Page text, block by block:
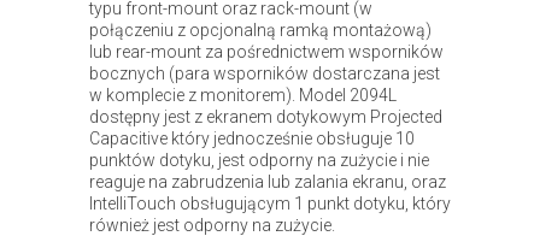
typu front-mount oraz rack-mount (w
połączeniu z opcjonalną ramką montażową)
lub rear-mount za pośrednictwem wsporników
bocznych (para wsporników dostarczana jest
w komplecie z monitorem). Model 2094L
dostępny jest z ekranem dotykowym Projected
Capacitive który jednocześnie obsługuje 10
punktów dotyku, jest odporny na zużycie i nie
reaguje na zabrudzenia lub zalania ekranu, oraz
IntelliTouch obsługującym 1 punkt dotyku, który
również jest odporny na zużycie.